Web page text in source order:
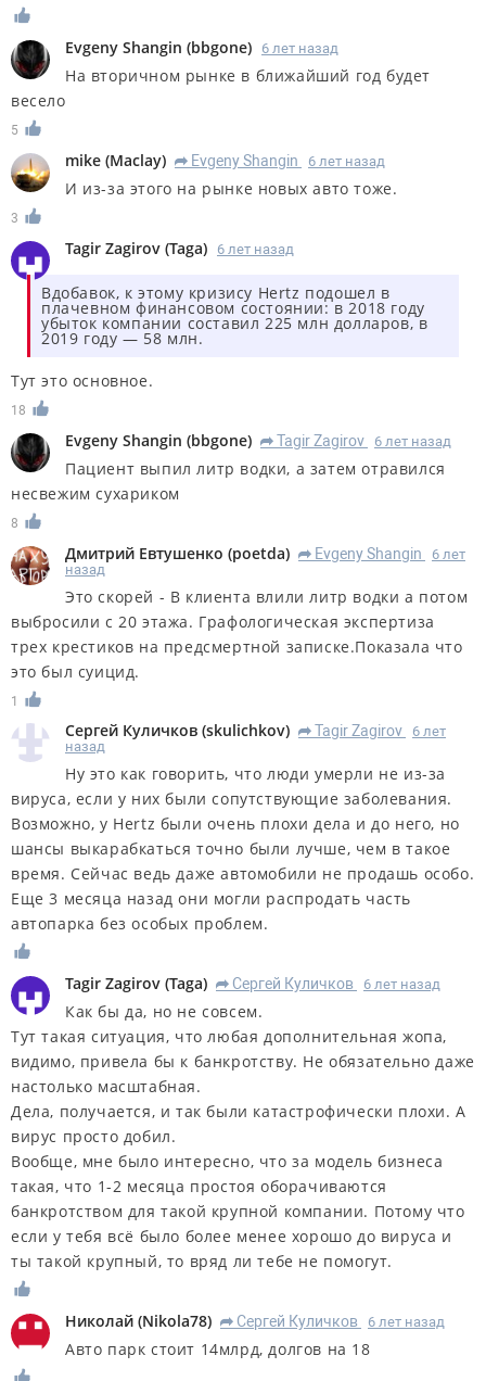
Evgeny Shangin (bbgone) 6 лет назад
На вторичном рынке в ближайший год будет
весело
5
mike (Maclay) R Evgeny Shangin 6 лет назад
И из-за этого на рынке новых авто тоже.
3
Tagir Zagirov (Taga) 6 лет назад
Вдобавок, к этому кризису Hertz подошел в
плачевном финансовом состоянии: в 2018 году
убыток компании составил 225 млн долларов, в
2019 году — 58 млн.
Тут это основное.
18
Evgeny Shangin (bbgone) R Tagir Zagirov 6 лет назад
Пациент выпил литр водки, а затем отравился
несвежим сухариком
8
Дмитрий Евтушенко (poetda) R Evgeny Shangin
6 лет
назад
Это скорей - В клиента влили литр водки а потом
выбросили с 20 этажа. Графологическая экспертиза
трех крестиков на предсмертной записке.Показала что
это был суицид.
1
Сергей Куличков (skulichkov) R Tagir Zagirov
6 лет
назад
Ну это как говорить, что люди умерли не из-за
вируса, если у них были сопутствующие заболевания.
Возможно, у Hertz были очень плохи дела и до него, но
шансы выкарабкаться точно были лучше, чем в такое
время. Сейчас ведь даже автомобили не продашь особо.
Еще 3 месяца назад они могли распродать часть
автопарка без особых проблем.
Tagir Zagirov (Taga) R Сергей Куличков 6 лет назад
Как бы да, но не совсем.
Тут такая ситуация, что любая дополнительная жопа,
видимо, привела бы к банкротству. Не обязательно даже
настолько масштабная.
Дела, получается, и так были катастрофически плохи. А
вирус просто добил.
Вообще, мне было интересно, что за модель бизнеса
такая, что 1-2 месяца простоя оборачиваются
банкротством для такой крупной компании. Потому что
если у тебя всё было более менее хорошо до вируса и
ты такой крупный, то вряд ли тебе не помогут.
Николай (Nikola78) R Сергей Куличков 6 лет назад
Авто парк стоит 14млрд, долгов на 18